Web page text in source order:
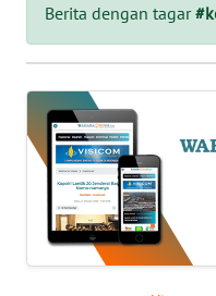
Berita dengan tagar
UTAMA
NUSANTARA
KHAS
SERBA-
SERBI